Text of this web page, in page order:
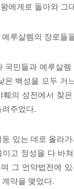
에게로 돌아와 그
예루살렘의 장로들
국민들과 예루살렘
은 백성을 모두 거
훼의 성전에서 찾
주었다.
둥 있는 데로 올라
이고 정성을 다 바
그 언약법전에
약을 맺었다.